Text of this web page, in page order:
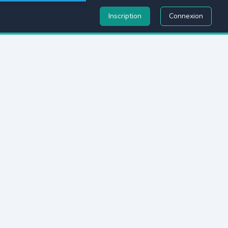
Inscription Connexion